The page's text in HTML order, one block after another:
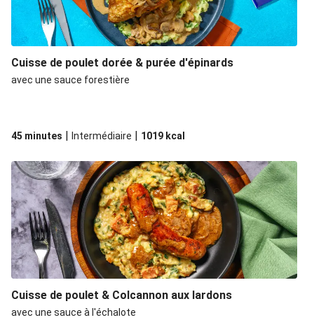
Cuisse de poulet dorée & purée d'épinards
avec une sauce forestière
45 minutes | Intermédiaire | 1019 kcal
Cuisse de poulet & Colcannon aux lardons
avec une sauce à l'échalote